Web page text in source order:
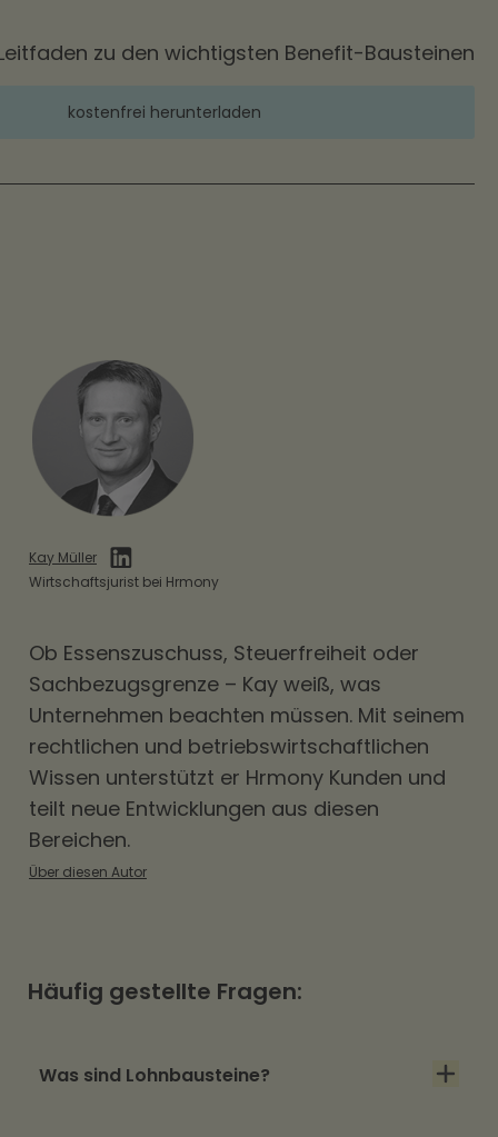
zu den wichtigsten Benefit-Bausteinen
kostenfrei herunterladen
Kay Müller
Wirtschaftsjurist bei Hrmony
Ob Essenszuschuss, Steuerfreiheit oder
Sachbezugsgrenze – Kay weiß, was
Unternehmen beachten müssen. Mit seinem
rechtlichen und betriebswirtschaftlichen
Wissen unterstützt er Hrmony Kunden und
teilt neue Entwicklungen aus diesen
Bereichen.
Über diesen Autor
Häufig gestellte Fragen:
Was sind Lohnbausteine?